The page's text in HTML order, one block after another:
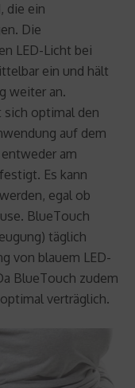
die ein
Die
LED-Licht bei
ein und hält
weiter an.
sich optimal den
auf dem
am
Es kann
egal ob
BlueTouch
täglich
von blauem LED-
BlueTouch zudem
verträglich.